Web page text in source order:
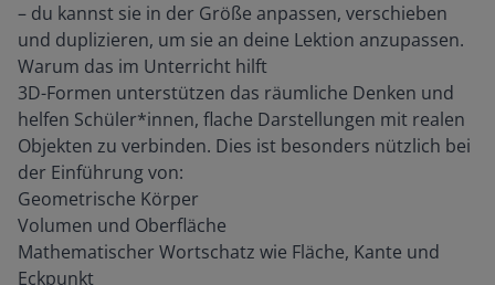
– du kannst sie in der Größe anpassen, verschieben
und duplizieren, um sie an deine Lektion anzupassen.
Warum das im Unterricht hilft
3D-Formen unterstützen das räumliche Denken und
helfen Schüler*innen, flache Darstellungen mit realen
Objekten zu verbinden. Dies ist besonders nützlich bei
der Einführung von:
Geometrische Körper
Volumen und Oberfläche
Mathematischer Wortschatz wie Fläche, Kante und
Eckpunkt